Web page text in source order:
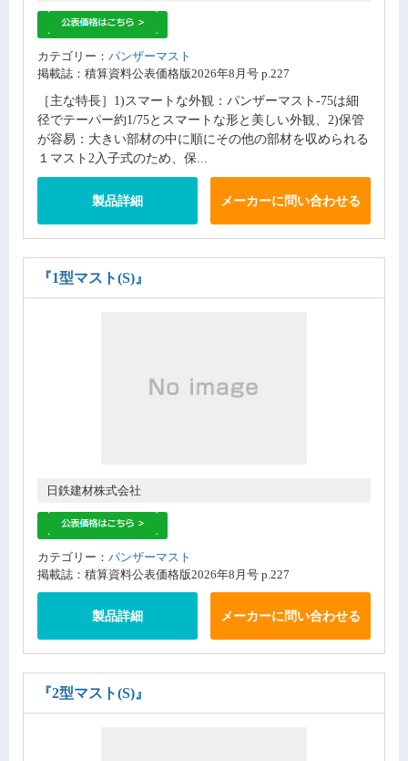
カテゴリー： パンザーマスト
掲載誌：積算資料公表価格版2026年8月号 p.227
［主な特長］1)スマートな外観：パンザーマスト-75は細
径でテーパー約1/75とスマートな形と美しい外観、2)保管
が容易：大きい部材の中に順にその他の部材を収められる
１マスト2入子式のため、保...
製品詳細 メーカーに問い合わせる
『1型マスト(S)』
日鉄建材株式会社
カテゴリー： パンザーマスト
掲載誌：積算資料公表価格版2026年8月号 p.227
製品詳細 メーカーに問い合わせる
『2型マスト(S)』